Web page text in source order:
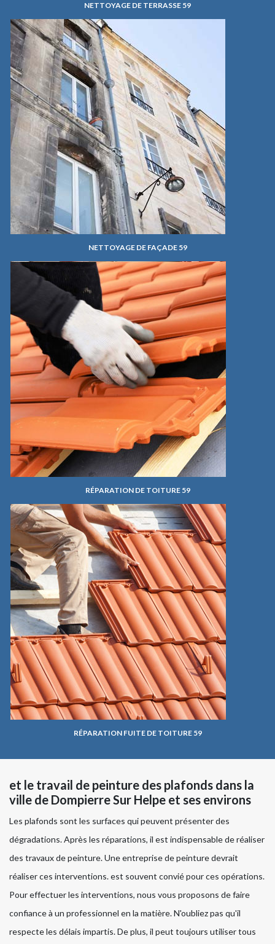
NETTOYAGE DE TERRASSE 59
NETTOYAGE DE FAÇADE 59
RÉPARATION DE TOITURE 59
RÉPARATION FUITE DE TOITURE 59
et le travail de peinture des plafonds dans la
ville de Dompierre Sur Helpe et ses environs
Les plafonds sont les surfaces qui peuvent présenter des
dégradations. Après les réparations, il est indispensable de réaliser
des travaux de peinture. Une entreprise de peinture devrait
réaliser ces interventions. est souvent convié pour ces opérations.
Pour effectuer les interventions, nous vous proposons de faire
confiance à un professionnel en la matière. N'oubliez pas qu'il
respecte les délais impartis. De plus, il peut toujours utiliser tous